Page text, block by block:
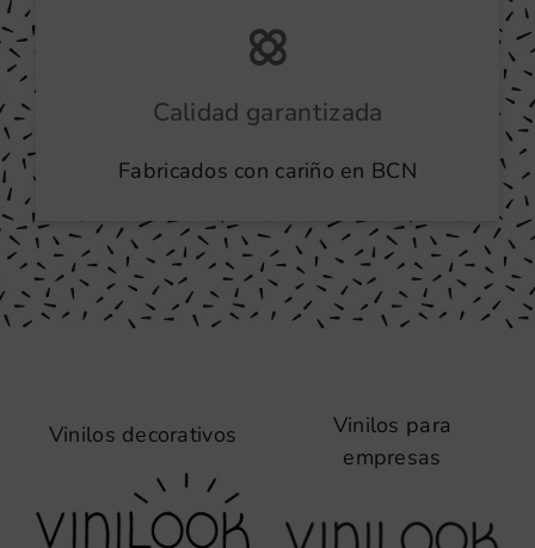
Calidad garantizada
Fabricados con cariño en BCN
Vinilos decorativos
Vinilos para
empresas